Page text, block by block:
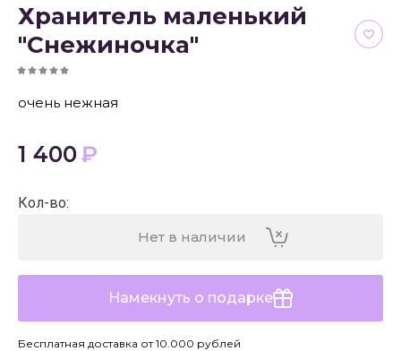
Хранитель маленький
"Снежиночка"
очень нежная
1 400₽
Кол-во:
Нет в наличии
Намекнуть о подарке
Бесплатная доставка от 10.000 рублей